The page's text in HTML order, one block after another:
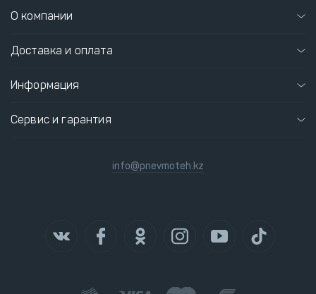
О компании
Доставка и оплата
Информация
Сервис и гарантия
info@pnevmoteh.kz